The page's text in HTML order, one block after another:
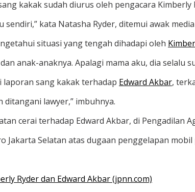
kakak sudah diurus oleh pengacara Kimberly
kata Natasha Ryder, ditemui awak
situasi yang tengah dihadapi oleh
anak-anaknya. Apalagi mama aku, dia selalu
sang kakak terhadap Edward Akbar,
ditangani lawyer,” imbuhnya.
cerai terhadap Edward Akbar, di Pengadilan
Selatan atas dugaan penggelapan mobil
Ryder dan Edward Akbar (jpnn.com)